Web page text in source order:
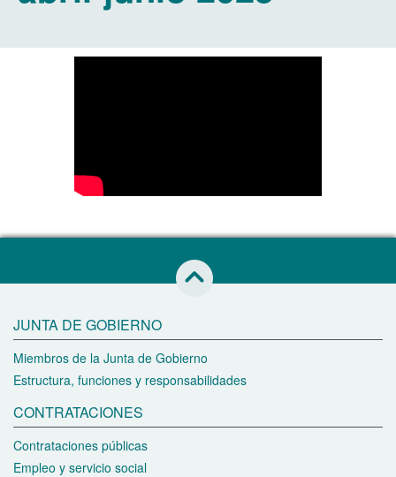
JUNTA DE GOBIERNO
Miembros de la Junta de Gobierno
Estructura, funciones y responsabilidades
CONTRATACIONES
Contrataciones públicas
Empleo y servicio social